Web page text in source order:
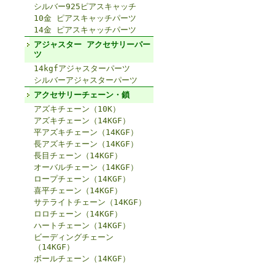
シルバー925ピアスキャッチ
10金 ピアスキャッチパーツ
14金 ピアスキャッチパーツ
アジャスター アクセサリーパー
ツ
14kgfアジャスターパーツ
シルバーアジャスターパーツ
アクセサリーチェーン・鎖
アズキチェーン（10K）
アズキチェーン（14KGF）
平アズキチェーン（14KGF）
長アズキチェーン（14KGF）
長目チェーン（14KGF）
オーバルチェーン（14KGF）
ロープチェーン（14KGF）
喜平チェーン（14KGF）
サテライトチェーン（14KGF）
ロロチェーン（14KGF）
ハートチェーン（14KGF）
ビーディングチェーン
（14KGF）
ボールチェーン（14KGF）